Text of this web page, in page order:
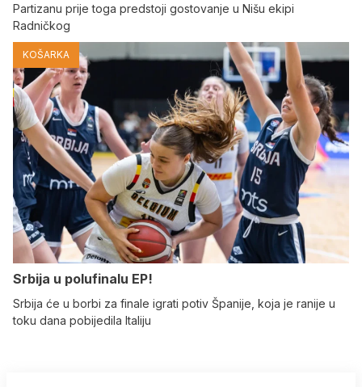
Partizanu prije toga predstoji gostovanje u Nišu ekipi
Radničkog
KOŠARKA
Srbija u polufinalu EP!
Srbija će u borbi za finale igrati potiv Španije, koja je ranije u
toku dana pobijedila Italiju